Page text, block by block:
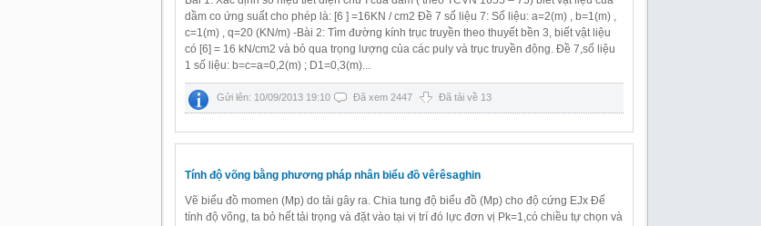
dầm co ứng suất cho phép là: [6 ] =16KN / cm2 Đề 7 số liệu 7: Số liệu: a=2(m) , b=1(m) ,
c=1(m) , q=20 (KN/m) -Bài 2: Tìm đường kính trục truyền theo thuyết bền 3, biết vật liệu
có [6] = 16 kN/cm2 và bỏ qua trọng lượng của các puly và trục truyền động. Đề 7,số liệu
1 số liệu: b=c=a=0,2(m) ; D1=0,3(m)...
Gửi lên: 10/09/2013 19:10 Đã xem 2447 Đã tải về 13
Tính độ võng bằng phương pháp nhân biểu đồ vêrêsaghin
Vẽ biểu đồ momen (Mp) do tải gây ra. Chia tung độ biểu đồ (Mp) cho độ cứng EJx Để
tính độ võng, ta bỏ hết tải trọng và đặt vào tại vị trí đó lực đơn vị Pk=1,có chiều tự chọn và